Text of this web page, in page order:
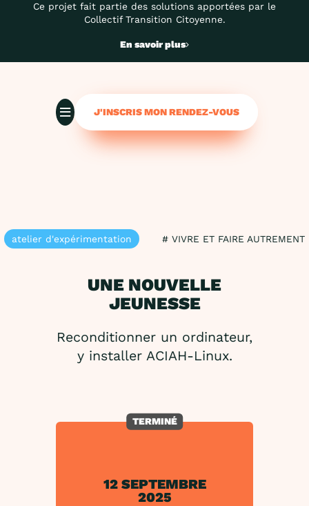
Ce projet fait partie des solutions apportées par le
Collectif Transition Citoyenne.
En savoir plus
J'INSCRIS MON RENDEZ-VOUS
atelier d'expérimentation # VIVRE ET FAIRE AUTREMENT
UNE NOUVELLE
JEUNESSE
Reconditionner un ordinateur,
y installer ACIAH-Linux.
TERMINÉ
12 SEPTEMBRE
2025